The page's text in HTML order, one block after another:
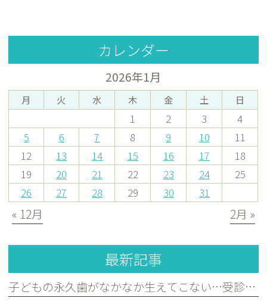
カレンダー
2026年1月
月 火 水 木 金 土 日
1 2 3
4
5
6 7 8 9 10
11
12
13 14 15 16 17
18
19
20 21 22 23 24
25
26
27 28 29 30 31
« 12月 2月 »
最新記事
子どもの永久歯がなかなか生えてこない…受診した方がよいケースを歯科医が解説｜宮原・さいたま市北区の歯医者